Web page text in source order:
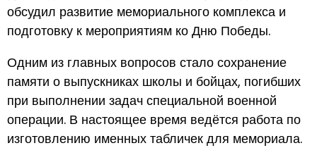
обсудил развитие мемориального комплекса и
подготовку к мероприятиям ко Дню Победы.
Одним из главных вопросов стало сохранение
памяти о выпускниках школы и бойцах, погибших
при выполнении задач специальной военной
операции. В настоящее время ведётся работа по
изготовлению именных табличек для мемориала.